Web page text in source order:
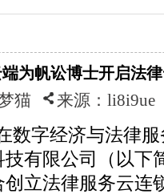
为帆讼博士开启法
猫 来源：li8i9ue
字经济与法律服
有限公司（以下
立法律服务云连